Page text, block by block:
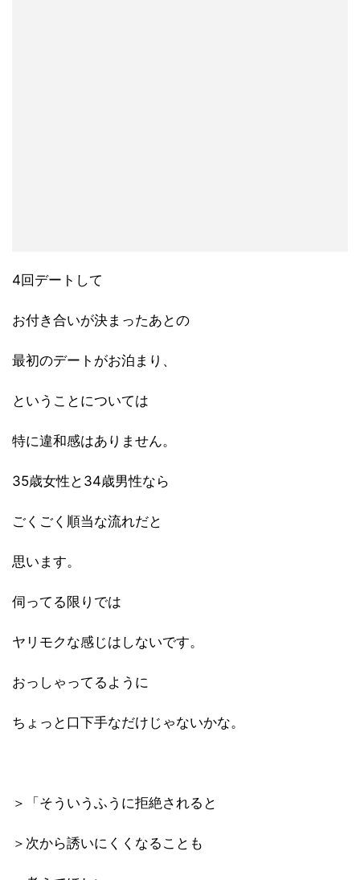
4回デートして
お付き合いが決まったあとの
最初のデートがお泊まり、
ということについては
特に違和感はありません。
35歳女性と34歳男性なら
ごくごく順当な流れだと
思います。
伺ってる限りでは
ヤリモクな感じはしないです。
おっしゃってるように
ちょっと口下手なだけじゃないかな。
＞「そういうふうに拒絶されると
＞次から誘いにくくなることも